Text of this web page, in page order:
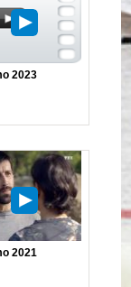
2023
2021